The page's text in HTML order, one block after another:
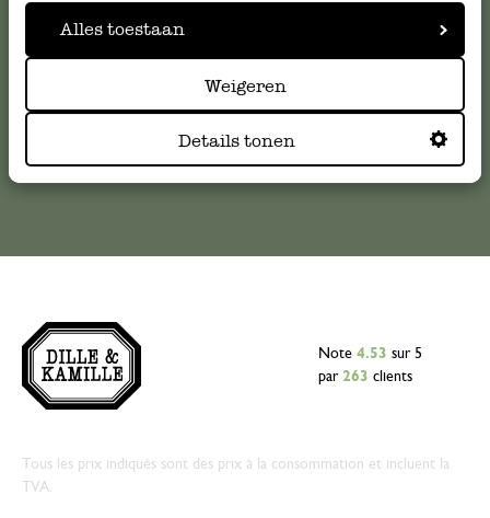
Alles toestaan
Weigeren
Details tonen
nos réponses aux
Note 4.53 sur 5
par 263 clients
Tous les prix indiqués sont des prix à la consommation et incluent la
TVA.